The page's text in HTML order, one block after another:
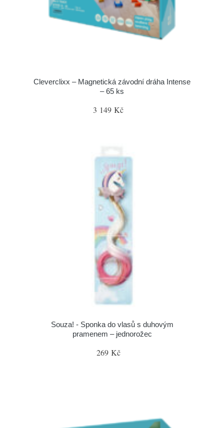
Cleverclixx – Magnetická závodní dráha Intense
– 65 ks
3 149 Kč
Souza! - Sponka do vlasů s duhovým
pramenem – jednorožec
269 Kč